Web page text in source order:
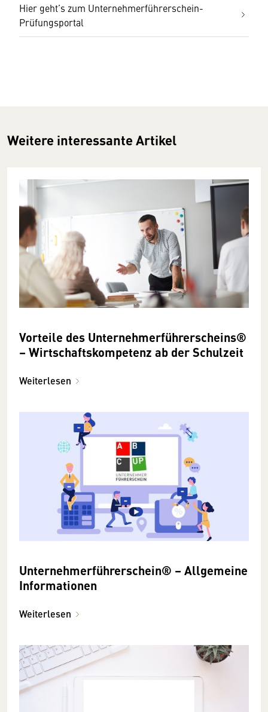
Hier geht’s zum Unternehmerführerschein-
Prüfungsportal
Weitere interessante Artikel
Vorteile des Unternehmerführer­scheins®
– Wirtschaftskompetenz ab der Schulzeit
Weiterlesen
Unternehmerführer­schein® – Allgemeine
Informationen
Weiterlesen